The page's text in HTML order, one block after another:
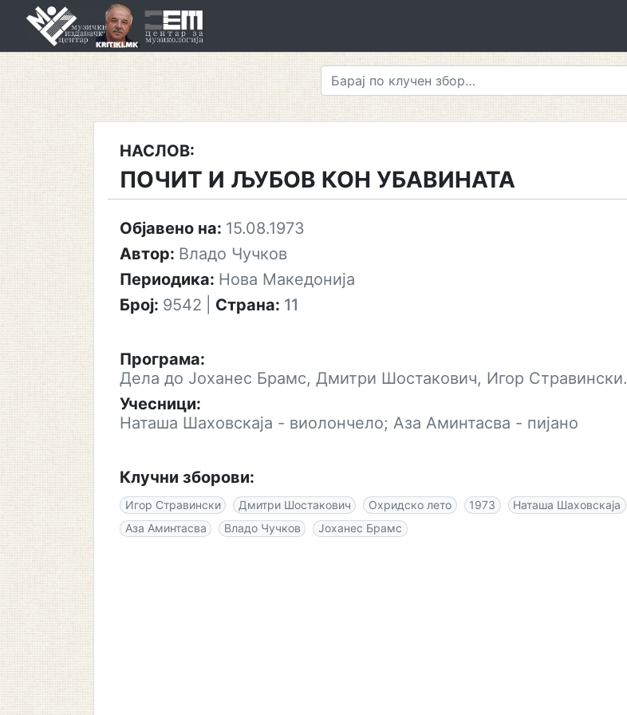
НАСЛОВ:
ПОЧИТ И ЉУБОВ КОН УБАВИНАТА
Објавено на: 15.08.1973
Автор: Владо Чучков
Периодика: Нова Македонија
Број: 9542 Страна: 11
Програма:
Дела до Јоханес Брамс, Дмитри Шостакович, Игор Стравински.
Учесници:
Наташа Шаховскаја - виолончело; Аза Аминтасва - пијано
Клучни зборови:
Игор Стравински Дмитри Шостакович Охридско лето 1973
Наташа Шаховскаја
Аза Аминтасва
Владо Чучков Јоханес Брамс